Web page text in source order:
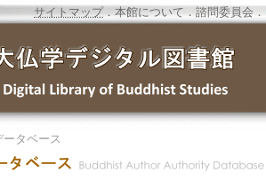
サイトマップ．本館について ．諮問委員会 ．
タベース